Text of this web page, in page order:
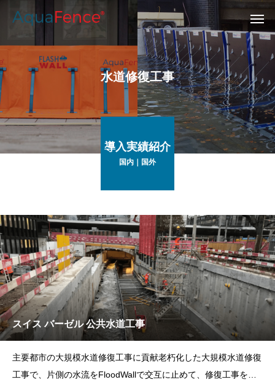
水道修復工事
導入実績紹介
国内｜国外
スイス バーゼル 公共⽔道⼯事
主要都市の大規模水道修復工事に貢献老朽化した大規模水道修復
工事で、片側の水流をFloodWallで交互に止めて、修復工事を実